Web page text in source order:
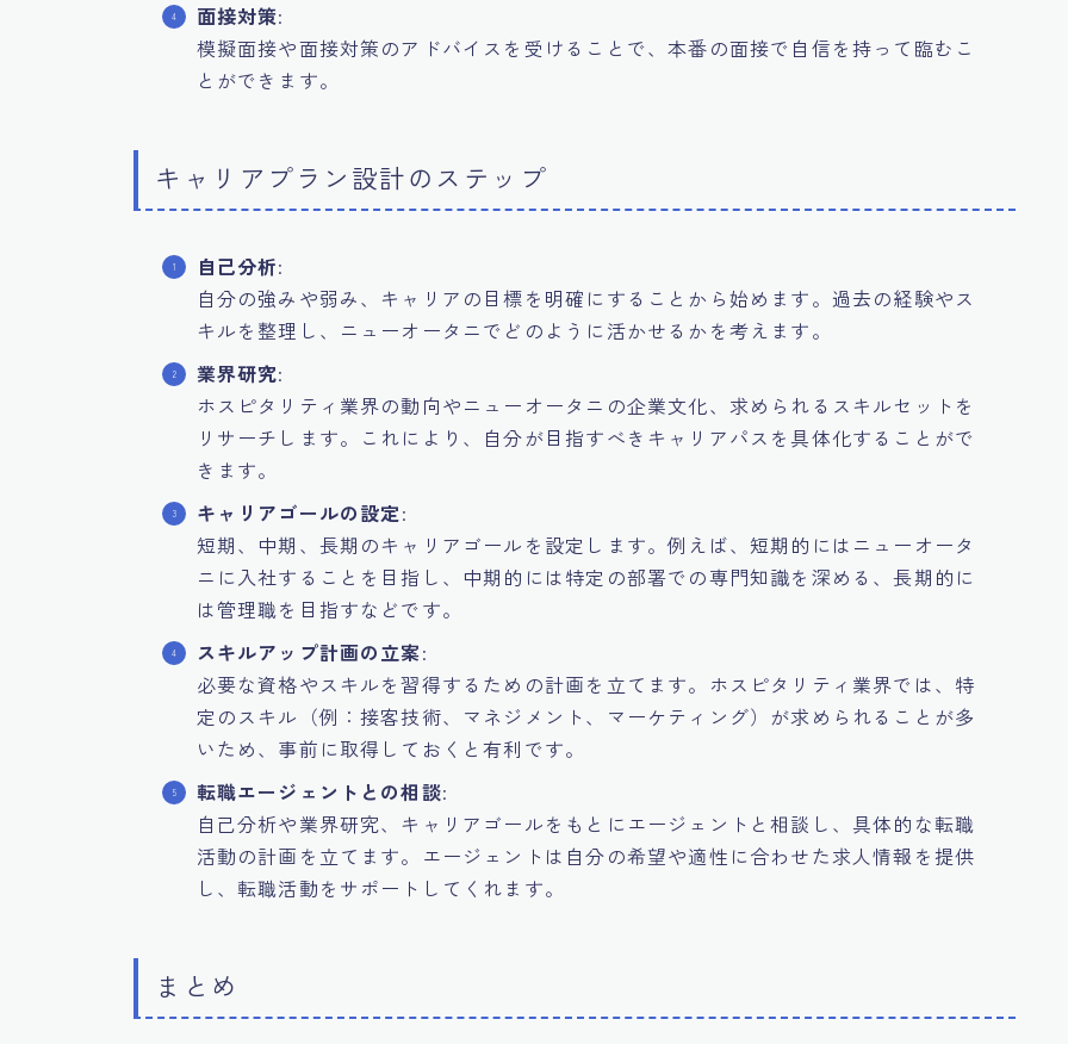
面接対策:
模擬面接や面接対策のアドバイスを受けることで、本番の面接で自信を持って臨むこ
とができます。
キャリアプラン設計のステップ
自己分析:
自分の強みや弱み、キャリアの目標を明確にすることから始めます。過去の経験やス
キルを整理し、ニューオータニでどのように活かせるかを考えます。
業界研究:
ホスピタリティ業界の動向やニューオータニの企業文化、求められるスキルセットを
リサーチします。これにより、自分が目指すべきキャリアパスを具体化することがで
きます。
キャリアゴールの設定:
短期、中期、長期のキャリアゴールを設定します。例えば、短期的にはニューオータ
ニに入社することを目指し、中期的には特定の部署での専門知識を深める、長期的に
は管理職を目指すなどです。
スキルアップ計画の立案:
必要な資格やスキルを習得するための計画を立てます。ホスピタリティ業界では、特
定のスキル（例：接客技術、マネジメント、マーケティング）が求められることが多
いため、事前に取得しておくと有利です。
転職エージェントとの相談:
自己分析や業界研究、キャリアゴールをもとにエージェントと相談し、具体的な転職
活動の計画を立てます。エージェントは自分の希望や適性に合わせた求人情報を提供
し、転職活動をサポートしてくれます。
まとめ